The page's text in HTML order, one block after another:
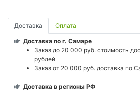
Доставка Оплата
Доставка по г. Самаре
Заказ до 20 000 руб. стоимость
рублей
Заказ от 20 000 руб. доставка
Доставка в регионы РФ